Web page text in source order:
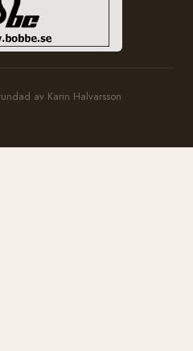
av Karin Halvarsson